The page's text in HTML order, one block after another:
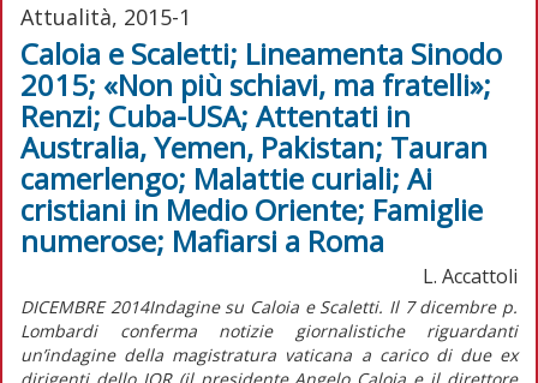
Attualità, 2015-1
Caloia e Scaletti; Lineamenta Sinodo
2015; «Non più schiavi, ma fratelli»;
Renzi; Cuba-USA; Attentati in
Australia, Yemen, Pakistan; Tauran
camerlengo; Malattie curiali; Ai
cristiani in Medio Oriente; Famiglie
numerose; Mafiarsi a Roma
L. Accattoli
DICEMBRE 2014Indagine su Caloia e Scaletti. Il 7 dicembre p.
Lombardi conferma notizie giornalistiche riguardanti
un’indagine della magistratura vaticana a carico di due ex